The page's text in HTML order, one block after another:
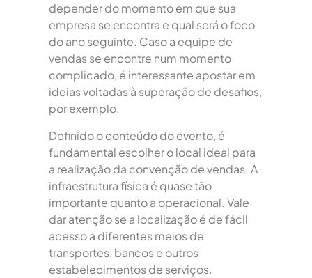
depender do momento em que sua
empresa se encontra e qual será o foco
do ano seguinte. Caso a equipe de
vendas se encontre num momento
complicado, é interessante apostar em
ideias voltadas à superação de desafios,
por exemplo.
Definido o conteúdo do evento, é
fundamental escolher o local ideal para
a realização da convenção de vendas. A
infraestrutura física é quase tão
importante quanto a operacional. Vale
dar atenção se a localização é de fácil
acesso a diferentes meios de
transportes, bancos e outros
estabelecimentos de serviços.